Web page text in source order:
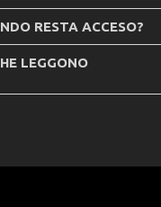
RESTA ACCESO?
LEGGONO